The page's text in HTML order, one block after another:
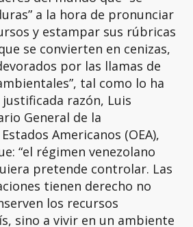
a la hora de pronunciar
y estampar sus rúbricas
se convierten en cenizas,
por las llamas de
tal como lo ha
razón, Luis
General de la
Americanos (OEA),
“el régimen venezolano
pretende controlar. Las
tienen derecho no
los recursos
sino a vivir en un ambiente